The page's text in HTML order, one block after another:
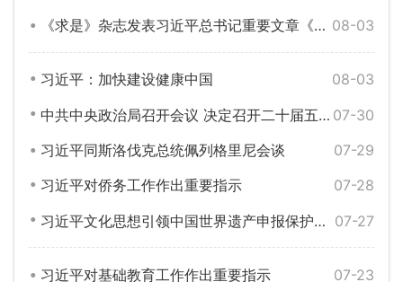
08-03
《求是》杂志发表习近平总书记重要文章《加快建设健康中国》
08-03
习近平：加快建设健康中国
07-30
中共中央政治局召开会议 决定召开二十届五中全会 分析研究当前经济形势和经济工作 中共中央总书记习近平主持会议
07-29
习近平同斯洛伐克总统佩列格里尼会谈
07-28
习近平对侨务工作作出重要指示
07-27
习近平文化思想引领中国世界遗产申报保护工作壮阔实践
07-23
习近平对基础教育工作作出重要指示